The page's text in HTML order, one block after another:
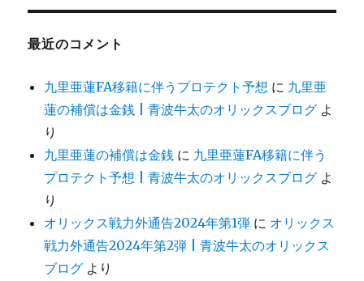
最近のコメント
九里亜蓮FA移籍に伴うプロテクト予想 に 九里亜
蓮の補償は金銭 | 青波牛太のオリックスブログ よ
り
九里亜蓮の補償は金銭 に 九里亜蓮FA移籍に伴う
プロテクト予想 | 青波牛太のオリックスブログ よ
り
オリックス戦力外通告2024年第1弾 に オリックス
戦力外通告2024年第2弾 | 青波牛太のオリックス
ブログ より